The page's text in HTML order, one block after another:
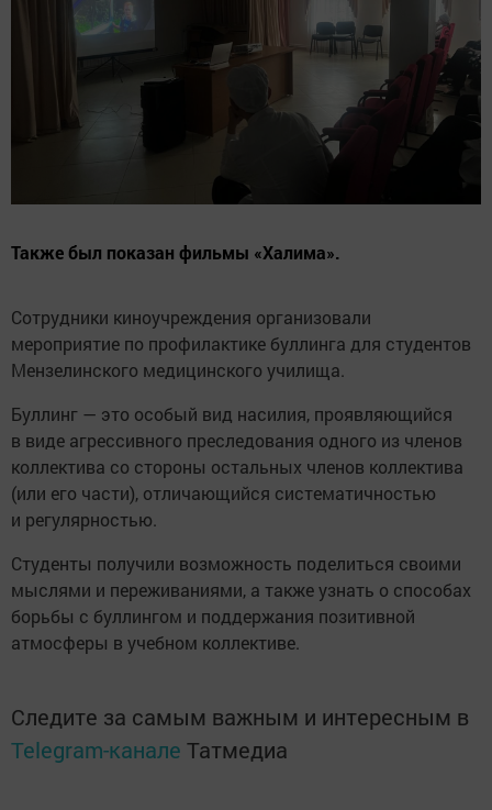
Также был показан фильмы «Халима».
Сотрудники киноучреждения организовали
мероприятие по профилактике буллинга для студентов
Мензелинского медицинского училища.
Буллинг — это особый вид насилия, проявляющийся
в виде агрессивного преследования одного из членов
коллектива со стороны остальных членов коллектива
(или его части), отличающийся систематичностью
и регулярностью.
Студенты получили возможность поделиться своими
мыслями и переживаниями, а также узнать о способах
борьбы с буллингом и поддержания позитивной
атмосферы в учебном коллективе.
Следите за самым важным и интересным в
Telegram-канале Татмедиа